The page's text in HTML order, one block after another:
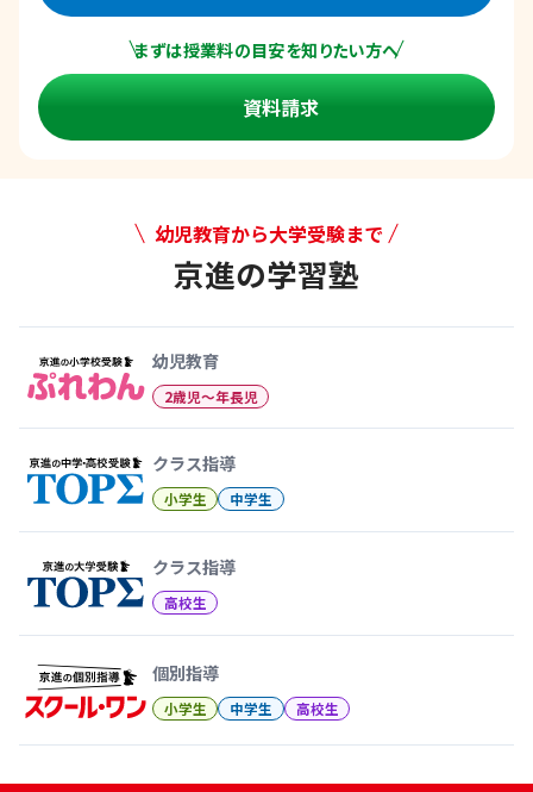
まずは授業料の目安を知りたい方へ
資料請求
幼児教育から大学受験まで
京進の学習塾
幼児教育
2歳児〜年長児
クラス指導
小学生 中学生
クラス指導
高校生
個別指導
小学生 中学生 高校生